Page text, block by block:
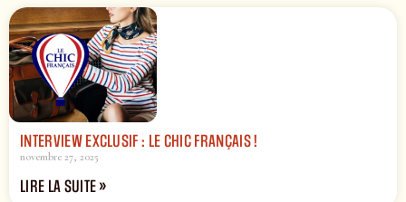
INTERVIEW EXCLUSIF : LE CHIC FRANÇAIS !
novembre 27, 2025
LIRE LA SUITE »